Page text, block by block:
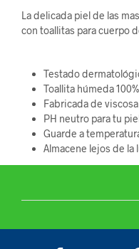
La delicada piel de las
con toallitas para cuerpo
Testado
Toallita húmeda
Fabricada de viscosa
PH neutro para tu
Guarde a
Almacene lejos de la